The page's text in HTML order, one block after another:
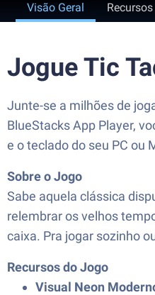
Visão Geral
Jogue Tic
Junte-se a milhões de
BlueStacks App Player,
e o teclado do seu PC ou
Sobre o Jogo
Sabe aquela clássica
relembrar os velhos
caixa. Pra jogar sozinho
Recursos do Jogo
Visual Neon